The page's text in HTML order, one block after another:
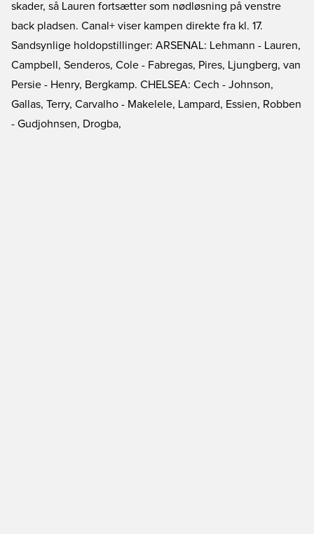
skader, så Lauren fortsætter som nødløsning på venstre
back pladsen. Canal+ viser kampen direkte fra kl. 17.
Sandsynlige holdopstillinger: ARSENAL: Lehmann - Lauren,
Campbell, Senderos, Cole - Fabregas, Pires, Ljungberg, van
Persie - Henry, Bergkamp. CHELSEA: Cech - Johnson,
Gallas, Terry, Carvalho - Makelele, Lampard, Essien, Robben
- Gudjohnsen, Drogba,